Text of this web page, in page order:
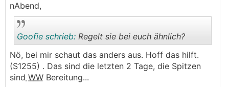
nAbend,
Goofie schrieb: Regelt sie bei euch ähnlich?
Nö, bei mir schaut das anders aus. Hoff das hilft.
(S1255) . Das sind die letzten 2 Tage, die Spitzen
sind WW Bereitung...